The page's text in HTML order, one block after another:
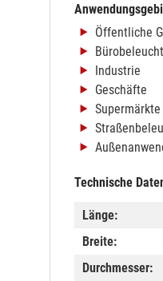
Öffentliche
Industrie
Geschäfte
Technische
Länge:
Breite:
Durchmesser: